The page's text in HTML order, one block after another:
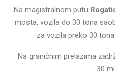
Na magistralnom putu
mosta, vozila do 30 tona
za vozila preko 30
Na graničnim prelazima
30